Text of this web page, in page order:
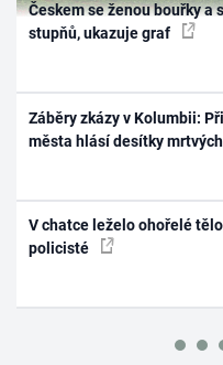
Českem se ženou bouřky a
stupňů, ukazuje graf
Záběry zkázy v Kolumbii:
města hlásí desítky mrtvých
V chatce leželo ohořelé
policisté